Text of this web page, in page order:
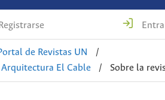
Registrarse
de Revistas UN
/
Arquitectura El Cable
/ Sobre la